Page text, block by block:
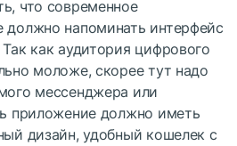
что современное
должно напоминать интерфейс
как аудитория цифрового
моложе, скорее тут надо
мессенджера или
приложение должно иметь
дизайн, удобный кошелек с